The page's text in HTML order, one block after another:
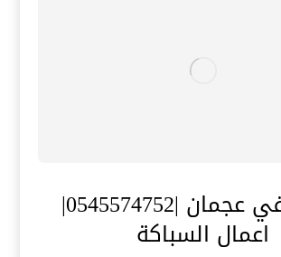
سباك في عجمان |0545574752|
اعمال السباكة